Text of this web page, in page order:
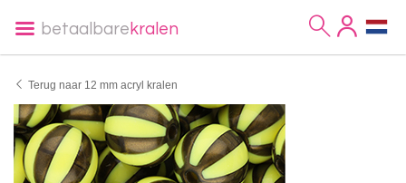
betaalbare kralen
Terug naar 12 mm acryl kralen